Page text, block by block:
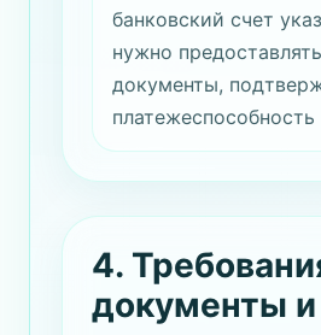
банковский счет
нужно предоставлять
документы,
платежеспособность
4.
документы и